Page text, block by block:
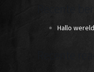
Recente
Hallo